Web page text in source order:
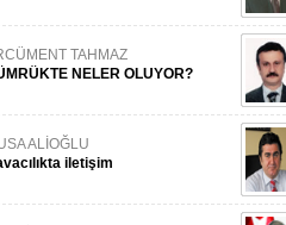
TAHMAZ
NELER OLUYOR?
ALİOĞLU
iletişim